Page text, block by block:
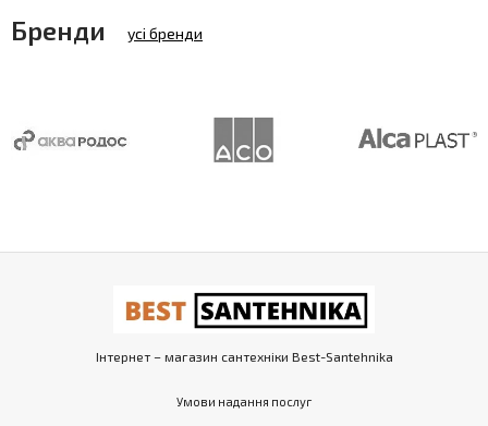
Бренди усі бренди
Інтернет – магазин сантехніки Best-Santehnika
Умови надання послуг